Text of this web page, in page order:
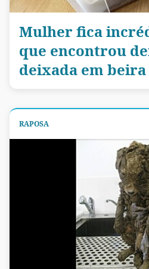
Mulher fica
que encontrou
deixada em
RAPOSA